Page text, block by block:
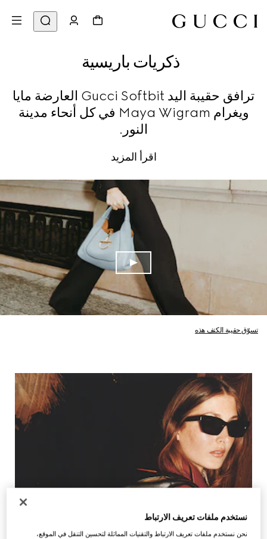
ذكريات باريسية
ترافق حقيبة اليد Gucci Softbit العارضة مايا
ويغرام Maya Wigram في كل أنحاء مدينة
النور.
اقرأ المزيد
تسوّق حقيبة الكتف هذه
نستخدم ملفات تعريف الارتباط
نحن نستخدم ملفات تعريف الارتباط والتقنيات المماثلة لتحسين التنقل في الموقع،